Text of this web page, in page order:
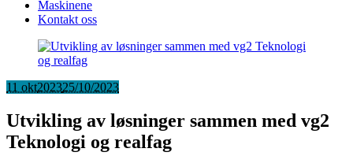
Maskinene
Kontakt oss
11 okt202325/10/2023
Utvikling av løsninger sammen med vg2
Teknologi og realfag